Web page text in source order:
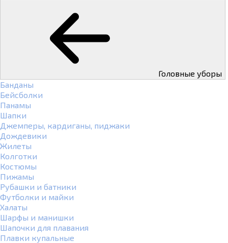
Головные уборы
Банданы
Бейсболки
Панамы
Шапки
Джемперы, кардиганы, пиджаки
Дождевики
Жилеты
Колготки
Костюмы
Пижамы
Рубашки и батники
Футболки и майки
Халаты
Шарфы и манишки
Шапочки для плавания
Плавки купальные